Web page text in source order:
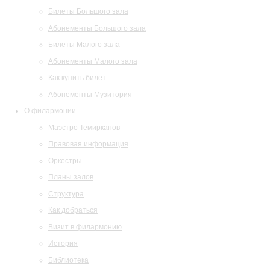
Билеты Большого зала
Абонементы Большого зала
Билеты Малого зала
Абонементы Малого зала
Как купить билет
Абонементы Музитория
О филармонии
Маэстро Темирканов
Правовая информация
Оркестры
Планы залов
Структура
Как добраться
Визит в филармонию
История
Библиотека